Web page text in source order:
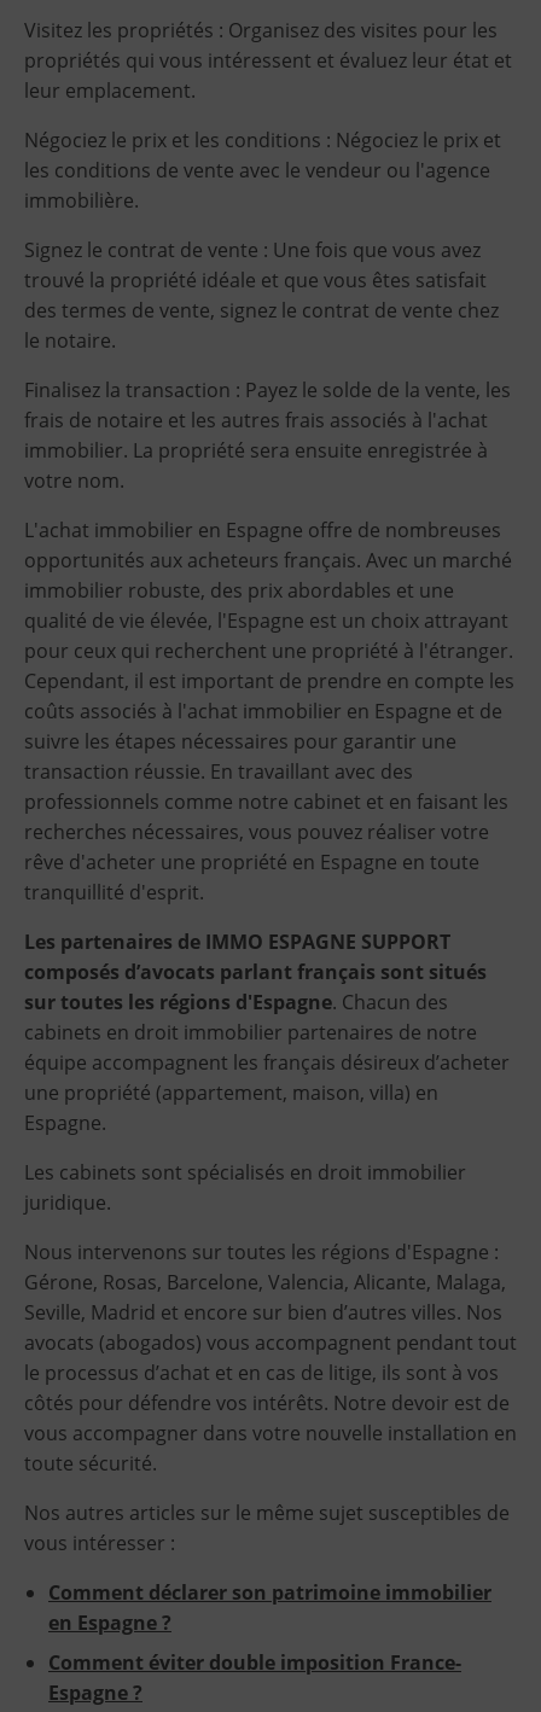
Visitez les propriétés : Organisez des visites pour les
propriétés qui vous intéressent et évaluez leur état et
leur emplacement.
Négociez le prix et les conditions : Négociez le prix et
les conditions de vente avec le vendeur ou l'agence
immobilière.
Signez le contrat de vente : Une fois que vous avez
trouvé la propriété idéale et que vous êtes satisfait
des termes de vente, signez le contrat de vente chez
le notaire.
Finalisez la transaction : Payez le solde de la vente, les
frais de notaire et les autres frais associés à l'achat
immobilier. La propriété sera ensuite enregistrée à
votre nom.
L'achat immobilier en Espagne offre de nombreuses
opportunités aux acheteurs français. Avec un marché
immobilier robuste, des prix abordables et une
qualité de vie élevée, l'Espagne est un choix attrayant
pour ceux qui recherchent une propriété à l'étranger.
Cependant, il est important de prendre en compte les
coûts associés à l'achat immobilier en Espagne et de
suivre les étapes nécessaires pour garantir une
transaction réussie. En travaillant avec des
professionnels comme notre cabinet et en faisant les
recherches nécessaires, vous pouvez réaliser votre
rêve d'acheter une propriété en Espagne en toute
tranquillité d'esprit.
Les partenaires de IMMO ESPAGNE SUPPORT
composés d’avocats parlant français sont situés
sur toutes les régions d'Espagne. Chacun des
cabinets en droit immobilier partenaires de notre
équipe accompagnent les français désireux d’acheter
une propriété (appartement, maison, villa) en
Espagne.
Les cabinets sont spécialisés en droit immobilier
juridique.
Nous intervenons sur toutes les régions d'Espagne :
Gérone, Rosas, Barcelone, Valencia, Alicante, Malaga,
Seville, Madrid et encore sur bien d’autres villes. Nos
avocats (abogados) vous accompagnent pendant tout
le processus d’achat et en cas de litige, ils sont à vos
côtés pour défendre vos intérêts. Notre devoir est de
vous accompagner dans votre nouvelle installation en
toute sécurité.
Nos autres articles sur le même sujet susceptibles de
vous intéresser :
Comment déclarer son patrimoine immobilier
en Espagne ?
Comment éviter double imposition France-
Espagne ?